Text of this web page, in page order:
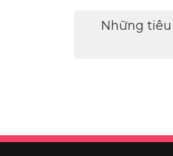
Điều
Những